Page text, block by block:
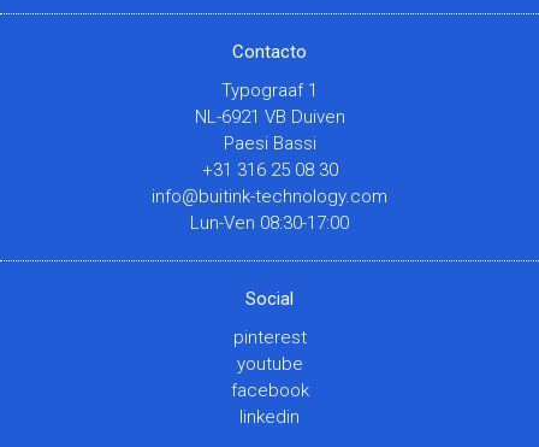
Contacto
Typograaf 1
NL-6921 VB Duiven
Paesi Bassi
+31 316 25 08 30
info@buitink-technology.com
Lun-Ven 08:30-17:00
Social
pinterest
youtube
facebook
linkedin